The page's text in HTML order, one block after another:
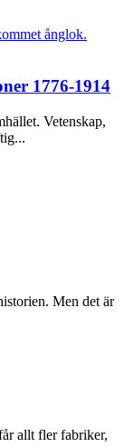
1776-1914
Vetenskap,
Men det är
allt fler fabriker,